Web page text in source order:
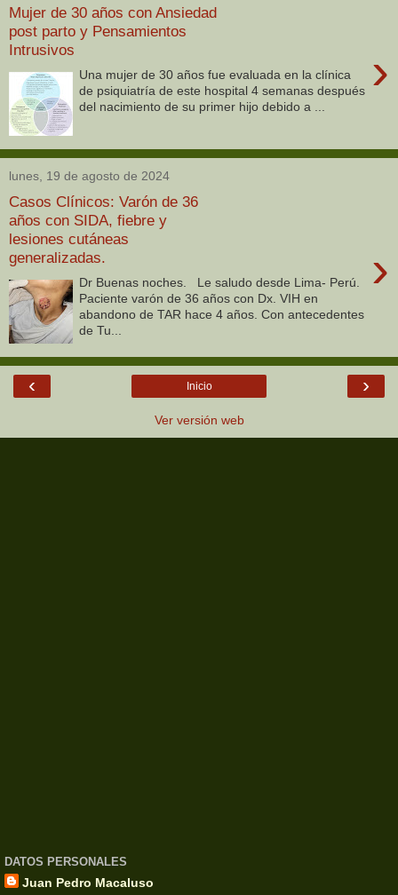
Mujer de 30 años con Ansiedad
post parto y Pensamientos
Intrusivos
›
Una mujer de 30 años fue evaluada en la clínica
de psiquiatría de este hospital 4 semanas después
del nacimiento de su primer hijo debido a ...
lunes, 19 de agosto de 2024
Casos Clínicos: Varón de 36
años con SIDA, fiebre y
lesiones cutáneas
generalizadas.
›
Dr Buenas noches. Le saludo desde Lima- Perú.
Paciente varón de 36 años con Dx. VIH en
abandono de TAR hace 4 años. Con antecedentes
de Tu...
‹ ›
Inicio
Ver versión web
DATOS PERSONALES
Juan Pedro Macaluso